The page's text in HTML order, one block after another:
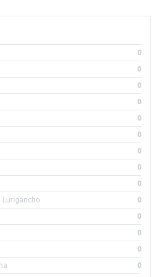
0
0
0
0
0
0
0
0
0
Lurigancho 0
0
0
0
0